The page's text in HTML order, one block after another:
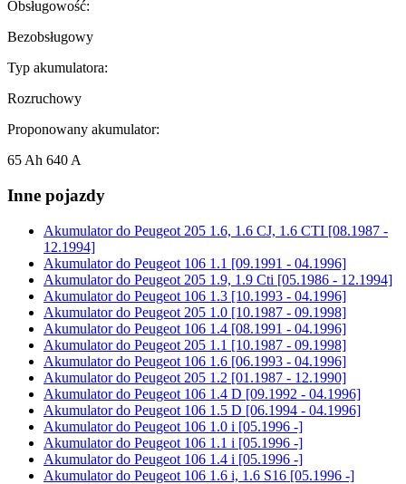
Obsługowość:
Bezobsługowy
Typ akumulatora:
Rozruchowy
Proponowany akumulator:
65 Ah 640 A
Inne pojazdy
Akumulator do Peugeot 205 1.6, 1.6 CJ, 1.6 CTI [08.1987 -
12.1994]
Akumulator do Peugeot 106 1.1 [09.1991 - 04.1996]
Akumulator do Peugeot 205 1.9, 1.9 Cti [05.1986 - 12.1994]
Akumulator do Peugeot 106 1.3 [10.1993 - 04.1996]
Akumulator do Peugeot 205 1.0 [10.1987 - 09.1998]
Akumulator do Peugeot 106 1.4 [08.1991 - 04.1996]
Akumulator do Peugeot 205 1.1 [10.1987 - 09.1998]
Akumulator do Peugeot 106 1.6 [06.1993 - 04.1996]
Akumulator do Peugeot 205 1.2 [01.1987 - 12.1990]
Akumulator do Peugeot 106 1.4 D [09.1992 - 04.1996]
Akumulator do Peugeot 106 1.5 D [06.1994 - 04.1996]
Akumulator do Peugeot 106 1.0 i [05.1996 -]
Akumulator do Peugeot 106 1.1 i [05.1996 -]
Akumulator do Peugeot 106 1.4 i [05.1996 -]
Akumulator do Peugeot 106 1.6 i, 1.6 S16 [05.1996 -]